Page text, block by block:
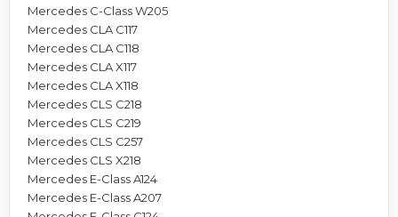
Mercedes C-Class W205
Mercedes CLA C117
Mercedes CLA C118
Mercedes CLA X117
Mercedes CLA X118
Mercedes CLS C218
Mercedes CLS C219
Mercedes CLS C257
Mercedes CLS X218
Mercedes E-Class A124
Mercedes E-Class A207